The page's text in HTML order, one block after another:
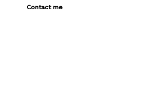
Contact me